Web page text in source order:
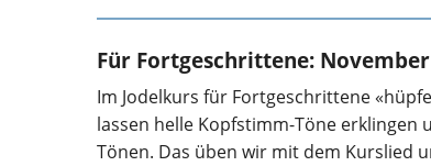
Für Fortgeschrittene:
Im Jodelkurs für Fortgeschrittene
lassen helle Kopfstimm-Töne
Tönen. Das üben wir mit dem Kurslied